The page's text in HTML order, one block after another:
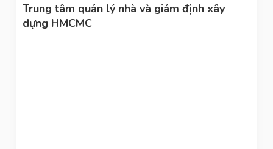
Trung tâm quản lý nhà và giám định xây
dựng HMCMC